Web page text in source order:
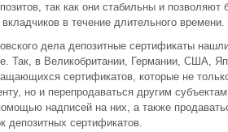
так как они стабильны и позволяют
в течение длительного времени.
дела депозитные сертификаты
Так, в Великобритании, Германии, США,
сертификатов, которые не
но и перепродаваться другим субъектам
надписей на них, а также
депозитных сертификатов.